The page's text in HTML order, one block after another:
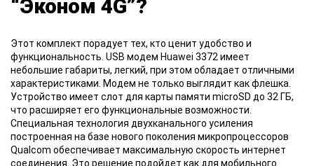
“Эконом 4G”?
Этот комплект порадует тех, кто ценит удобство и
функциональность. USB модем Huawei 3372 имеет
небольшие габариты, легкий, при этом обладает отличными
характеристиками. Модем не только выглядит как флешка.
Устройство имеет слот для карты памяти microSD до 32 ГБ,
что расширяет его функциональные возможности.
Специальная технология двухканального усиления
построенная на базе нового поколения микропроцессоров
Qualcom обеспечивает максимальную скорость интернет
соединения. Это решение подойдет как для мобильного